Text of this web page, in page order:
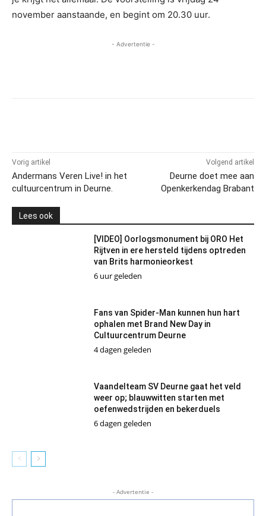
november aanstaande, en begint om 20.30 uur.
- Advertentie -
Vorig artikel
Andermans Veren Live! in het
cultuurcentrum in Deurne.
Volgend artikel
Deurne doet mee aan
Openkerkendag Brabant
Lees ook
[VIDEO] Oorlogsmonument bij ORO Het
Rijtven in ere hersteld tijdens optreden
van Brits harmonieorkest
6 uur geleden
Fans van Spider-Man kunnen hun hart
ophalen met Brand New Day in
Cultuurcentrum Deurne
4 dagen geleden
Vaandelteam SV Deurne gaat het veld
weer op; blauwwitten starten met
oefenwedstrijden en bekerduels
6 dagen geleden
- Advertentie -